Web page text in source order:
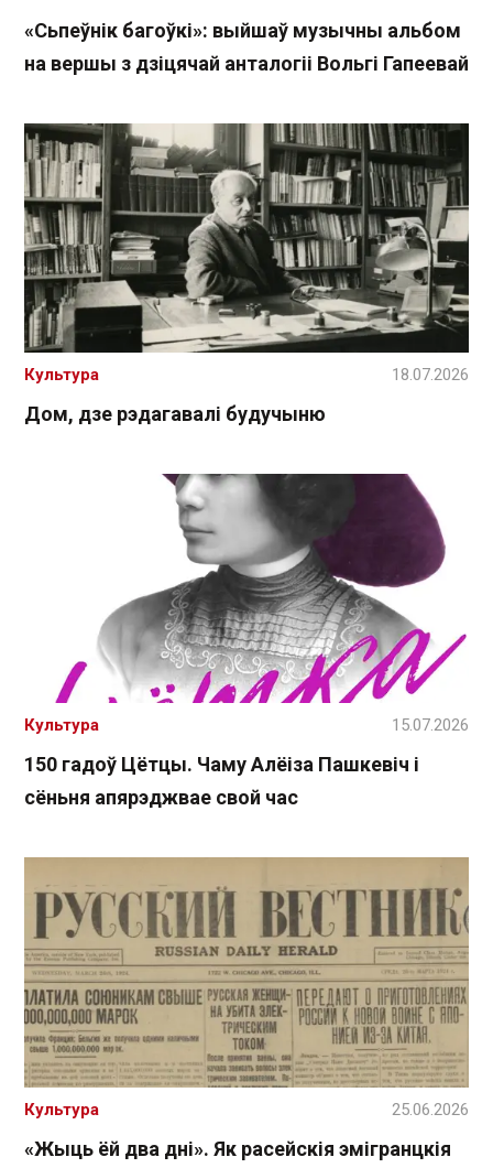
«Сьпеўнік багоўкі»: выйшаў музычны альбом
на вершы з дзіцячай анталогіі Вольгі Гапеевай
Дом, дзе рэдагавалі будучыню
Культура 18.07.2026
150 гадоў Цётцы. Чаму Алёіза Пашкевіч і
сёньня апярэджвае свой час
Культура 15.07.2026
«Жыць ёй два дні». Як расейскія эмігранцкія
Культура 25.06.2026